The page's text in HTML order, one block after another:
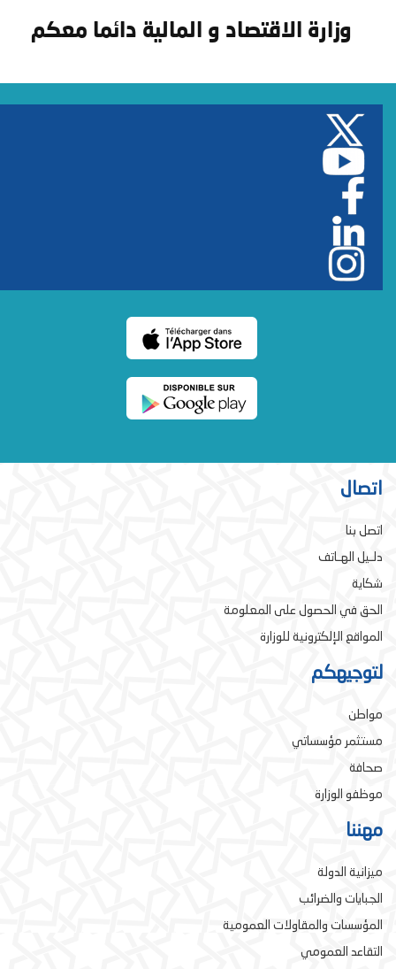
وزارة الاقتصاد و المالية دائما معكم
اتصال
اتصل بنا
دلـيل الهـاتف
شكاية
الحق في الحصول على المعلومة
المواقع الإلكترونية للوزارة
لتوجيهكم
مواطن
مستثمر مؤسساتي
صحافة
موظفو الوزارة
مهننا
ميزانية الدولة
الجبايات والضرائب
المؤسسات والمقاولات العمومية
التقاعد العمومي